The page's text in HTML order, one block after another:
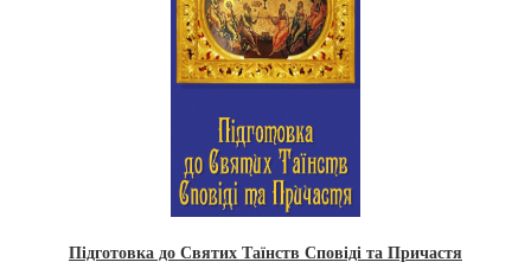
Підготовка до Святих Таїнств Сповіді та Причастя